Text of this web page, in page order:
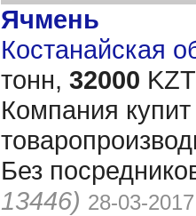
Ячмень
Костанайская
тонн, 32000
Компания
Без
13446) 28-03-2017